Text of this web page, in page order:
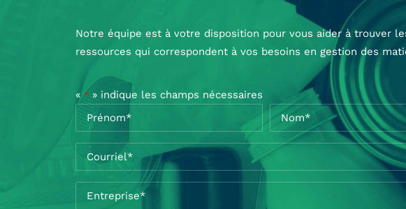
Notre équipe est à votre disposition pour vous aider à trouver
ressources qui correspondent à vos besoins en gestion des
«* » indique les champs nécessaires
Prénom* Nom*
Courriel
*
Entreprise